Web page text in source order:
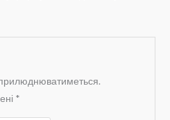
*